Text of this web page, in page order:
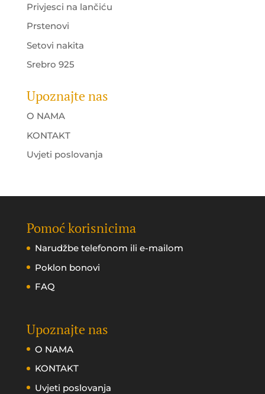
Privjesci na lančiću
Prstenovi
Setovi nakita
Srebro 925
Upoznajte nas
O NAMA
KONTAKT
Uvjeti poslovanja
Pomoć korisnicima
Narudžbe telefonom ili e-mailom
Poklon bonovi
FAQ
Upoznajte nas
O NAMA
KONTAKT
Uvjeti poslovanja